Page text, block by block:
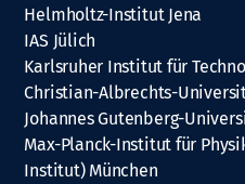
Helmholtz-Institut Jena
IAS Jülich
Karlsruher Institut für
Christian-Albrechts-
Johannes Gutenberg-
Max-Planck-Institut für
Institut) München